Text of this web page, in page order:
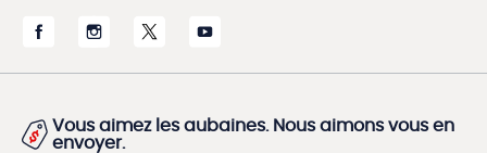
Vous aimez les aubaines. Nous aimons vous en
envoyer.